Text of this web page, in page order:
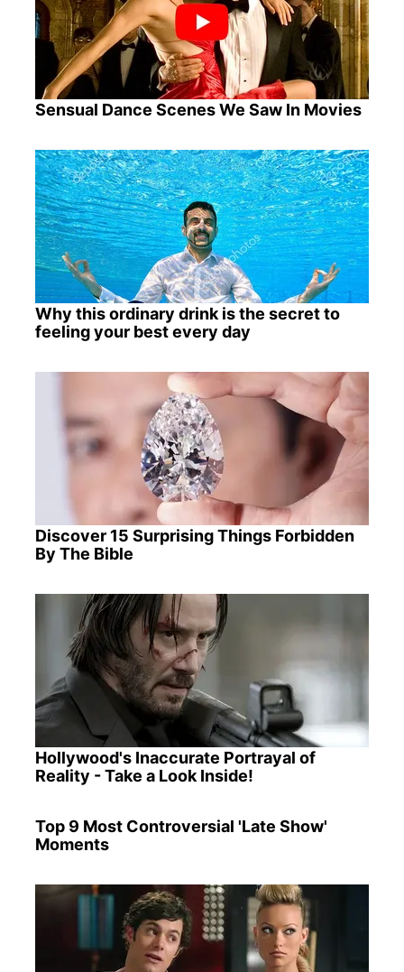
Sensual Dance Scenes We Saw In Movies
Why this ordinary drink is the secret to
feeling your best every day
Discover 15 Surprising Things Forbidden
By The Bible
Hollywood's Inaccurate Portrayal of
Reality - Take a Look Inside!
Top 9 Most Controversial 'Late Show'
Moments